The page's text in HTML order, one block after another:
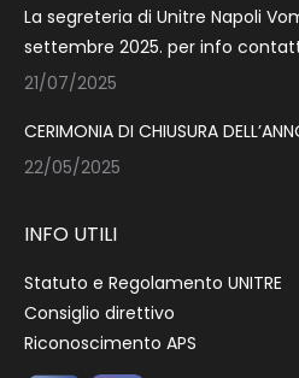
La segreteria di Unitre Napoli
settembre 2025. per info
21/07/2025
CERIMONIA DI CHIUSURA
22/05/2025
INFO UTILI
Statuto e Regolamento UNITRE
Consiglio direttivo
Riconoscimento APS